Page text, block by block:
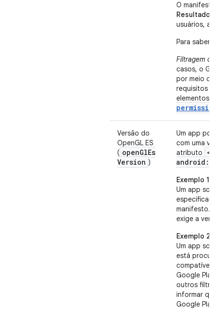
O
Resultado:
usuários, a
Para saber
Filtragem
casos, o
por meio
requisitos
elementos
Versão do
OpenGL ES
( openGlEs
Version )
Um app
com uma
atributo
Exemplo 1
Um app
manifesto.
exige a
Exemplo 2
Um app
está
compatível
Google
outros
informar
Google